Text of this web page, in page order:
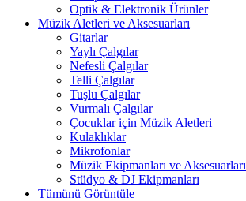
Optik & Elektronik Ürünler
Müzik Aletleri ve Aksesuarları
Gitarlar
Yaylı Çalgılar
Nefesli Çalgılar
Telli Çalgılar
Tuşlu Çalgılar
Vurmalı Çalgılar
Çocuklar için Müzik Aletleri
Kulaklıklar
Mikrofonlar
Müzik Ekipmanları ve Aksesuarları
Stüdyo & DJ Ekipmanları
Tümünü Görüntüle